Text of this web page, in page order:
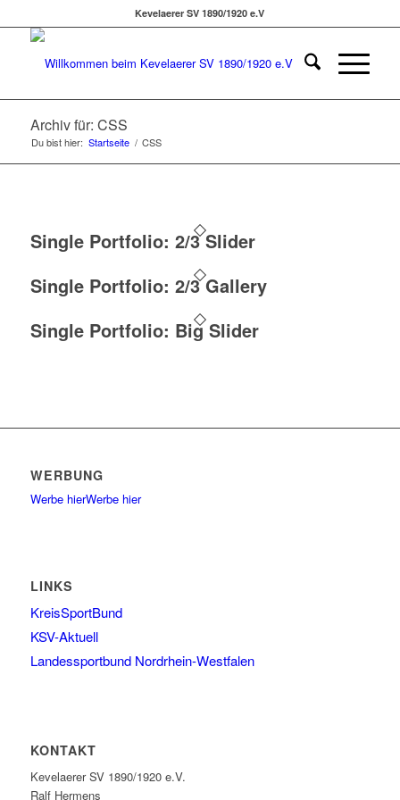
Kevelaerer SV 1890/1920 e.V
Archiv für: CSS
Du bist hier: Startseite / CSS
Single Portfolio: 2/3 Slider
Single Portfolio: 2/3 Gallery
Single Portfolio: Big Slider
WERBUNG
Werbe hierWerbe hier
LINKS
KreisSportBund
KSV-Aktuell
Landessportbund Nordrhein-Westfalen
KONTAKT
Kevelaerer SV 1890/1920 e.V.
Ralf Hermens